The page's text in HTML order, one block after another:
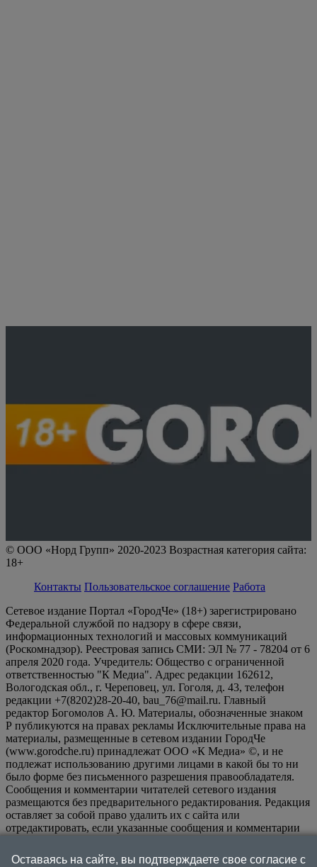
© ООО «Норд Групп» 2020-2023 Возрастная категория сайта:
18+
Контакты Пользовательское соглашение Работа
Сетевое издание Портал «ГородЧе» (18+) зарегистрировано
Федеральной службой по надзору в сфере связи,
информационных технологий и массовых коммуникаций
(Роскомнадзор). Реестровая запись СМИ: ЭЛ № 77 - 78204 от 6
апреля 2020 года. Учредитель: Общество с ограниченной
ответственностью "К Медиа". Адрес редакции 162612,
Вологодская обл., г. Череповец, ул. Гоголя, д. 43, телефон
редакции +7(8202)28-20-40, bau_76@mail.ru. Главный
редактор Богомолов А. Ю. Материалы, обозначенные знаком
Р публикуются на правах рекламы Исключительные права на
материалы, размещенные в сетевом издании ГородЧе
(www.gorodche.ru) принадлежат ООО «К Медиа» ©, и не
подлежат использованию другими лицами в какой бы то ни
было форме без письменного разрешения правообладателя.
Сообщения и комментарии читателей сетевого издания
размещаются без предварительного редактирования. Редакция
оставляет за собой право удалить их с сайта или
отредактировать, если указанные сообщения и комментарии
или нарушением иных требований закона.
Оставаясь на сайте, вы подтверждаете свое согласие с